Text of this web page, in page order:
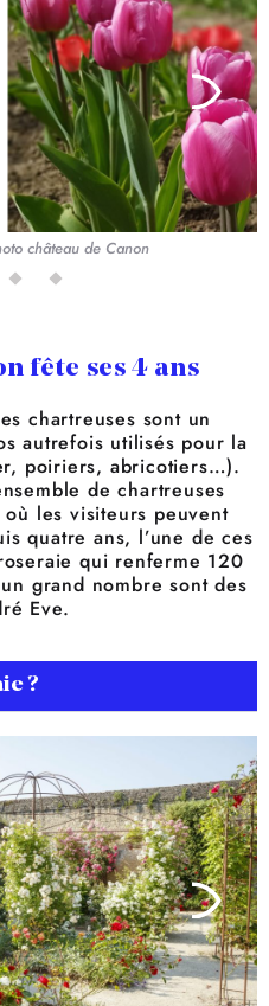
château de Canon
fête ses 4 ans
chartreuses sont un
autrefois utilisés pour la
poiriers, abricotiers…).
de chartreuses
les visiteurs peuvent
quatre ans, l’une de ces
qui renferme 120
grand nombre sont des
Eve.
?